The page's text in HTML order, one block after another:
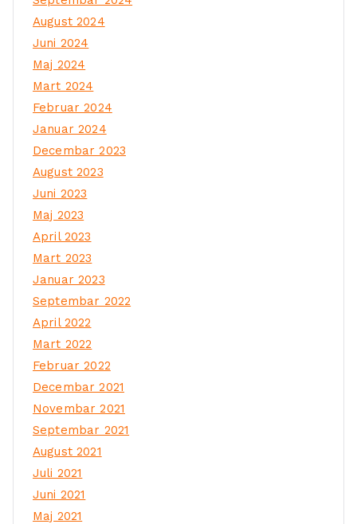
August 2024
Juni 2024
Maj 2024
Mart 2024
Februar 2024
Januar 2024
Decembar 2023
August 2023
Juni 2023
Maj 2023
April 2023
Mart 2023
Januar 2023
Septembar 2022
April 2022
Mart 2022
Februar 2022
Decembar 2021
Novembar 2021
Septembar 2021
August 2021
Juli 2021
Juni 2021
Maj 2021